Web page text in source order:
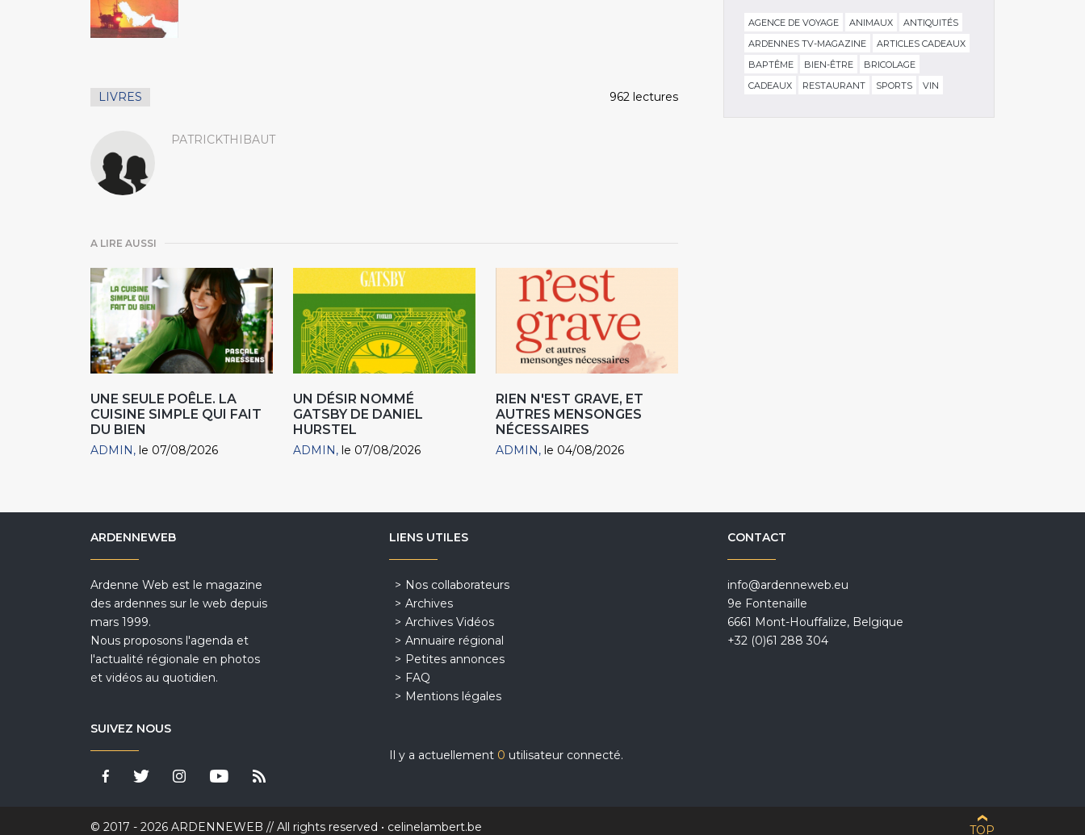
LIVRES 962 lectures
PATRICKTHIBAUT
A LIRE AUSSI
UNE SEULE POÊLE. LA
CUISINE SIMPLE QUI FAIT
DU BIEN
ADMIN le 07/08/2026
UN DÉSIR NOMMÉ
GATSBY DE DANIEL
HURSTEL
ADMIN le 07/08/2026
RIEN N'EST GRAVE, ET
AUTRES MENSONGES
NÉCESSAIRES
ADMIN le 04/08/2026
AGENCE DE VOYAGE ANIMAUX
ANTIQUITÉS
ARDENNES TV-MAGAZINE
ARTICLES CADEAUX
BAPTÊME
BIEN-ÊTRE
BRICOLAGE
CADEAUX
RESTAURANT SPORTS VIN
ARDENNEWEB
Ardenne Web est le magazine
des ardennes sur le web depuis
mars 1999.
Nous proposons l'agenda et
l'actualité régionale en photos
et vidéos au quotidien.
SUIVEZ NOUS
LIENS UTILES
Nos collaborateurs
Archives
Archives Vidéos
Annuaire régional
Petites annonces
FAQ
Mentions légales
Il y a actuellement 0 utilisateur connecté.
CONTACT
info@ardenneweb.eu
9e Fontenaille
6661 Mont-Houffalize, Belgique
+32 (0)61 288 304
© 2017 - 2026 ARDENNEWEB // All rights reserved • celinelambert.be TOP